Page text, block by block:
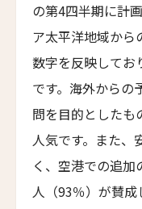
ウィンズローズ・
Winslow's Bungalows
ライトハウス・ホ
Lighthouse Hotel
エラズ・コテージ
Ella's Cottages
リドリー・ハウス
Ridley House
の第4四半期に計
ア太平洋地域から
数字を反映してお
です。海外からの
問を目的としたも
人気です。また、
く、空港での追
人（93％）が賛成
First
Eメール*